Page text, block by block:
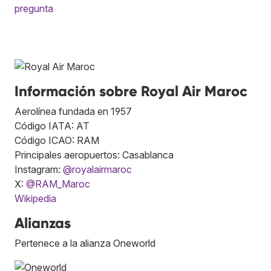
pregunta
Información sobre Royal Air Maroc
Aerolínea fundada en 1957
Código IATA: AT
Código ICAO: RAM
Principales aeropuertos: Casablanca
Instagram: @royalairmaroc
X: @RAM_Maroc
Wikipedia
Alianzas
Pertenece a la alianza Oneworld